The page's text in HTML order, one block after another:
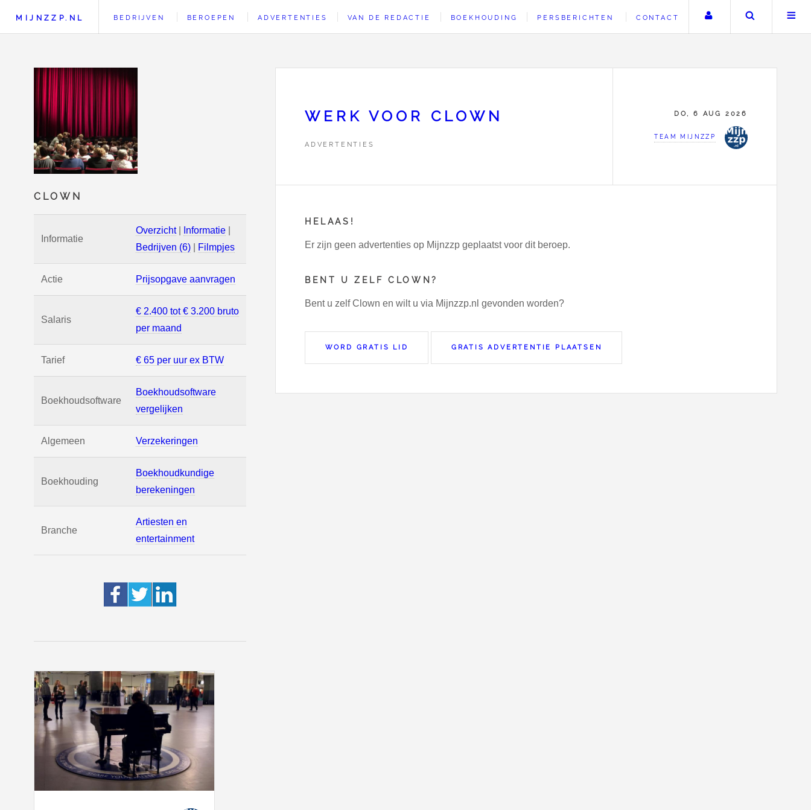
CLOWN
Informatie
Overzicht| Informatie
Bedrijven (6)
Filmpjes
Actie Prijsopgave aanvragen
Salaris
€ 2.400 tot € 3.200 bruto
per maand
Tarief € 65 per uur ex BTW
Boekhoudsoftware
Boekhoudsoftware
vergelijken
Algemeen Verzekeringen
Boekhouding
Boekhoudkundige
berekeningen
Branche
Artiesten en
entertainment
MIJNZZP.NL BEDRIJVEN BEROEPEN ADVERTENTIES VAN DE REDACTIE BOEKHOUDING PERSBERICHTEN CONTACT Uw accountZoeken
WERK VOOR CLOWN
ADVERTENTIES
DO, 6 AUG 2026
TEAM MIJNZZP
HELAAS!
Er zijn geen advertenties op Mijnzzp geplaatst voor dit beroep.
BENT U ZELF CLOWN?
Bent u zelf Clown en wilt u via Mijnzzp.nl gevonden worden?
WORD GRATIS LID GRATIS ADVERTENTIE PLAATSEN